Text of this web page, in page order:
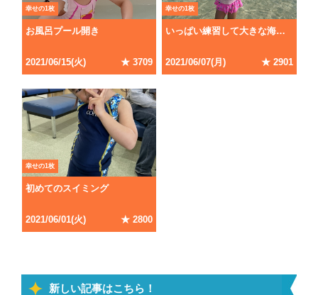
幸せの1枚
お風呂プール開き
2021/06/15(火) ★3709
幸せの1枚
いっぱい練習して大きな海で泳ぐんだ!
2021/06/07(月 ) ★ 2901
幸せの1枚
初めてのスイミング
2021/06/01(火) ★2800
新しい記事はこちら！